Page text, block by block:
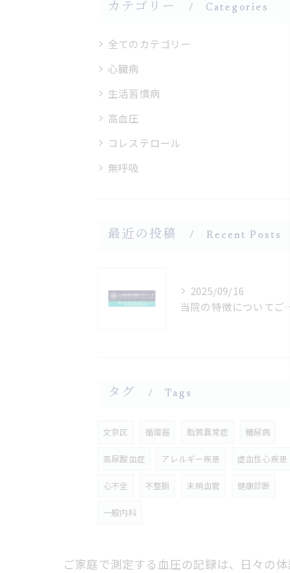
カテゴリー Categories
全てのカテゴリー
心臓病
生活習慣病
高血圧
コレステロール
無呼吸
最近の投稿 Recent Posts
2025/09/16
当院の特徴についてご案内いたします。(循環器・消化器の専門診療を行っております。)
タグ Tags
文京区 循環器 脂質異常症 糖尿病
高尿酸血症 アレルギー疾患 虚血性心疾患
心不全 不整脈 末梢血管 健康診断
一般内科
ご家庭で測定する血圧の記録は、日々の